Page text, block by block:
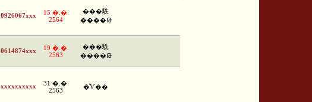
0926067xxx
15 �.�.
2564
���駪
����Թ
0614874xxx
19 �.�.
2563
���駪
����Թ
xxxxxxxxxx
31 �.�.
2563
�ͨѴ��